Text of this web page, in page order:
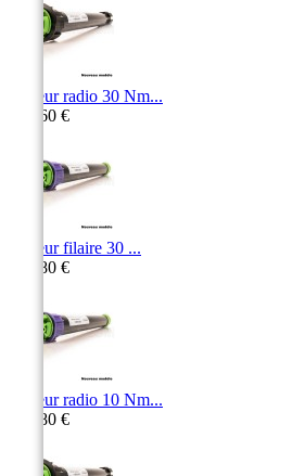
Moteur radio 30 Nm...
514,60 €
Moteur filaire 30 ...
415,80 €
Moteur radio 10 Nm...
359,80 €